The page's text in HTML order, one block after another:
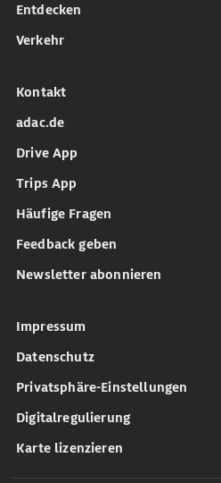
Entdecken
Verkehr
Kontakt
adac.de
Drive App
Trips App
Häufige Fragen
Feedback geben
Newsletter abonnieren
Impressum
Datenschutz
Privatsphäre-Einstellungen
Digitalregulierung
Karte lizenzieren